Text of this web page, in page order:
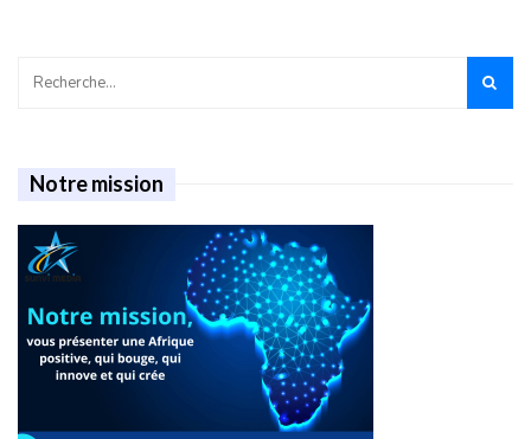
Notre mission